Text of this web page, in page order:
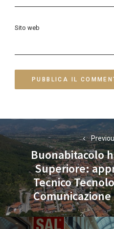
Sito web
Navigazione
articoli
Buonabitacolo
Superiore:
Tecnico